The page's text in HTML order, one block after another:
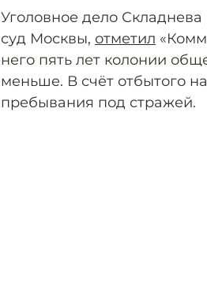
Уголовное дело
суд Москвы, отметил
него пять лет колонии
меньше. В счёт отбытого
пребывания под стражей.